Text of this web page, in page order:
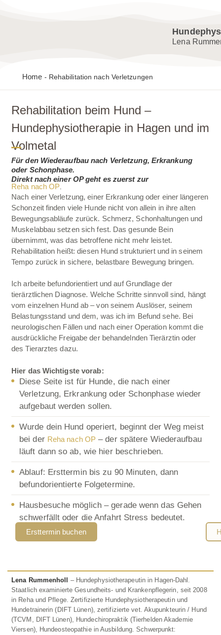
Lena
Home - Rehabilitation nach Verletzungen
Rehabilitation beim Hund –
Hundephysiotherapie in Hagen und im
Volmetal
Für den Wiederaufbau nach Verletzung, Erkrankung
oder Schonphase.
Direkt nach einer OP geht es zuerst zur
Reha nach OP
Nach einer Verletzung, einer Erkrankung oder einer längeren
Schonzeit finden viele Hunde nicht von allein in ihre alten
Bewegungsabläufe zurück. Schmerz, Schonhaltungen und
Muskelabbau setzen sich fest. Das gesunde Bein
übernimmt, was das betroffene nicht mehr leistet.
Rehabilitation heißt: diesen Hund strukturiert und in seinem
Tempo zurück in sichere, belastbare Bewegung bringen.
Ich arbeite befundorientiert und auf Grundlage der
tierärztlichen Diagnose. Welche Schritte sinnvoll sind, hängt
vom einzelnen Hund ab – von seinem Auslöser, seinem
Belastungsstand und dem, was ich im Befund sehe. Bei
neurologischen Fällen und nach einer Operation kommt die
ausdrückliche Freigabe der behandelnden Tierärztin oder
des Tierarztes dazu.
Hier das Wichtigste vorab:
Diese Seite ist für Hunde, die nach einer
Verletzung, Erkrankung oder Schonphase wieder
aufgebaut werden sollen.
Wurde dein Hund operiert, beginnt der Weg meist
bei der Reha nach OP – der spätere Wiederaufbau
läuft dann so ab, wie hier beschrieben.
Ablauf: Ersttermin bis zu 90 Minuten, dann
befundorientierte Folgetermine.
Hausbesuche möglich – gerade wenn das Gehen
schwerfällt oder die Anfahrt Stress bedeutet.
Ersttermin buchen
Lena Rummenholl
– Hundephysiotherapeutin in Hagen-Dahl.
Staatlich examinierte Gesundheits- und Krankenpflegerin, seit 2008
in Reha und Pflege. Zertifizierte Hundephysiotherapeutin und
Hundetrainerin (DIFT Lünen), zertifizierte vet. Akupunkteurin / Hund
(TCVM, DIFT Lünen), Hundechiropraktik (Tierhelden Akademie
Viersen), Hundeosteopathie in Ausbildung. Schwerpunkt: